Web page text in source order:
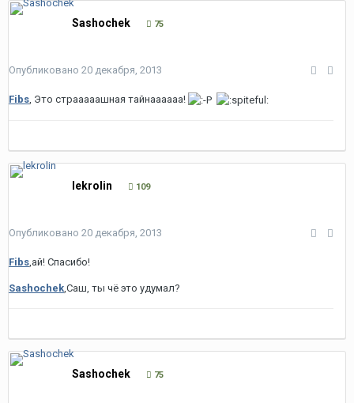
Sashochek 75
Опубликовано 20 декабря, 2013
Fibs, Это страаааашная тайнаааааа!
lekrolin 109
Опубликовано 20 декабря, 2013
Fibs,ай! Спасибо!
Sashochek,Саш, ты чё это удумал?
Sashochek 75